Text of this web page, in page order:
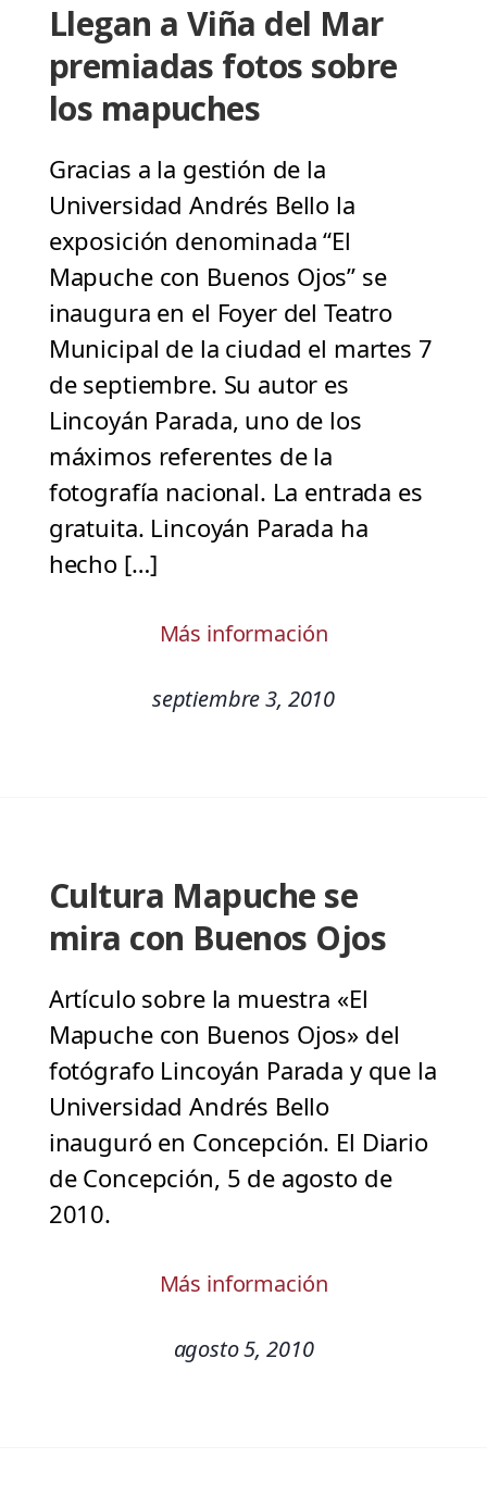
Llegan a Viña del Mar
premiadas fotos sobre
los mapuches
Gracias a la gestión de la
Universidad Andrés Bello la
exposición denominada “El
Mapuche con Buenos Ojos” se
inaugura en el Foyer del Teatro
Municipal de la ciudad el martes 7
de septiembre. Su autor es
Lincoyán Parada, uno de los
máximos referentes de la
fotografía nacional. La entrada es
gratuita. Lincoyán Parada ha
hecho […]
Más información
septiembre 3, 2010
Cultura Mapuche se
mira con Buenos Ojos
Artículo sobre la muestra «El
Mapuche con Buenos Ojos» del
fotógrafo Lincoyán Parada y que la
Universidad Andrés Bello
inauguró en Concepción. El Diario
de Concepción, 5 de agosto de
2010.
Más información
agosto 5, 2010